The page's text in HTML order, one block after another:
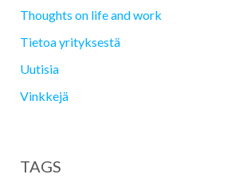
Thoughts on life and work
Tietoa yrityksestä
Uutisia
Vinkkejä
TAGS